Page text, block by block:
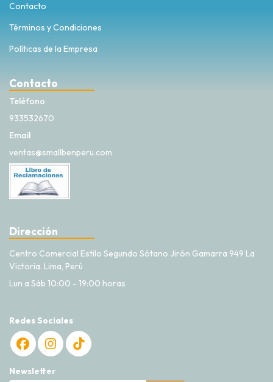
Contacto
Términos y Condiciones
Políticas de la Empresa
Contacto
Teléfono
933532670
Email
ventas@smallbenperu.com
Dirección
Centro Comercial Estilo Segundo Sótano Jirón Gamarra 949 La
Victoria. Lima, Perú
Lun a Sáb 10:00 - 19:00 horas
Redes Sociales
Newsletter